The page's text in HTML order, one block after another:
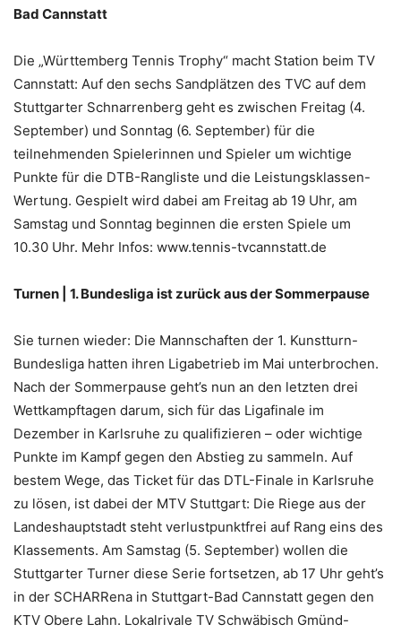
Bad Cannstatt
Die „Württemberg Tennis Trophy“ macht Station beim TV
Cannstatt: Auf den sechs Sandplätzen des TVC auf dem
Stuttgarter Schnarrenberg geht es zwischen Freitag (4.
September) und Sonntag (6. September) für die
teilnehmenden Spielerinnen und Spieler um wichtige
Punkte für die DTB-Rangliste und die Leistungsklassen-
Wertung. Gespielt wird dabei am Freitag ab 19 Uhr, am
Samstag und Sonntag beginnen die ersten Spiele um
10.30 Uhr. Mehr Infos: www.tennis-tvcannstatt.de
Turnen | 1. Bundesliga ist zurück aus der Sommerpause
Sie turnen wieder: Die Mannschaften der 1. Kunstturn-
Bundesliga hatten ihren Ligabetrieb im Mai unterbrochen.
Nach der Sommerpause geht’s nun an den letzten drei
Wettkampftagen darum, sich für das Ligafinale im
Dezember in Karlsruhe zu qualifizieren – oder wichtige
Punkte im Kampf gegen den Abstieg zu sammeln. Auf
bestem Wege, das Ticket für das DTL-Finale in Karlsruhe
zu lösen, ist dabei der MTV Stuttgart: Die Riege aus der
Landeshauptstadt steht verlustpunktfrei auf Rang eins des
Klassements. Am Samstag (5. September) wollen die
Stuttgarter Turner diese Serie fortsetzen, ab 17 Uhr geht’s
in der SCHARRena in Stuttgart-Bad Cannstatt gegen den
KTV Obere Lahn. Lokalrivale TV Schwäbisch Gmünd-